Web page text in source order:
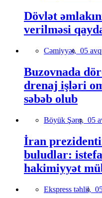
Dövlət
verilməsi
Cəmiyyət, 05
Buzovnada
drenaj işləri
səbəb olub
Böyük Şərq, 05
İran
buludlar:
hakimiyyət
Ekspress təhlil,